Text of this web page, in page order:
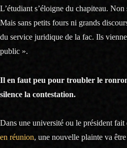
L’étudiant s’éloigne du chapiteau.
Mais sans petits fours ni grands
du service juridique de la fac. Ils
public ».
Il en faut peu pour troubler le
silence la contestation.
Dans une université ou le président fait
en réunion, une nouvelle plainte va